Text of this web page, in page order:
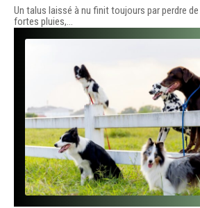
Un talus laissé à nu finit toujours par perdre
fortes pluies,…